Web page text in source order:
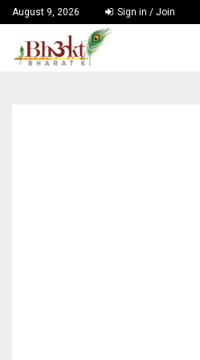
August 9, 2026 Sign in / Join